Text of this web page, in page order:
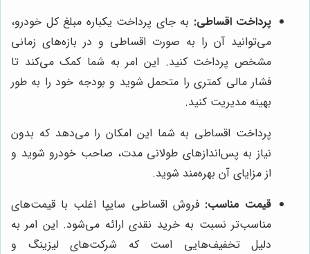
پرداخت اقساطی: به جای پرداخت یکباره مبلغ کل خودرو،
می‌توانید آن را به صورت اقساطی و در بازه‌های زمانی
مشخص پرداخت کنید. این امر به شما کمک می‌کند تا
فشار مالی کمتری را متحمل شوید و بودجه خود را به طور
بهینه مدیریت کنید.
پرداخت اقساطی به شما این امکان را می‌دهد که بدون
نیاز به پس‌اندازهای طولانی مدت، صاحب خودرو شوید و
از مزایای آن بهره‌مند شوید.
قیمت مناسب: فروش اقساطی سایپا اغلب با قیمت‌های
مناسب‌تر نسبت به خرید نقدی ارائه می‌شود. این امر به
دلیل تخفیف‌هایی است که شرکت‌های لیزینگ و